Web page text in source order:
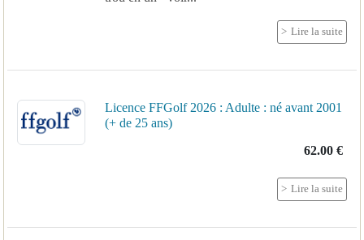
Lire la suite
Licence FFGolf 2026 : Adulte : né avant 2001
(+ de 25 ans)
62.00 €
Lire la suite